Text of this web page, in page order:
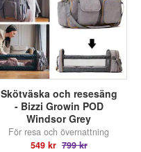
Skötväska och resesäng
- Bizzi Growin POD
Windsor Grey
För resa och övernattning
549 kr 799 kr